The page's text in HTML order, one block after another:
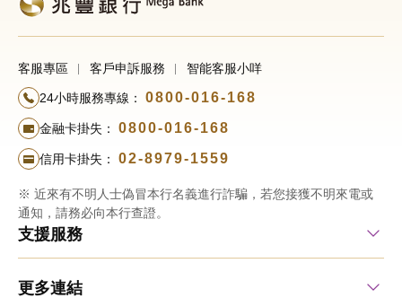
客服專區 客戶申訴服務 智能客服小咩
24小時服務專線： 0800-016-168
金融卡掛失： 0800-016-168
信用卡掛失： 02-8979-1559
※ 近來有不明人士偽冒本行名義進行詐騙，若您接獲不明來電或
通知，請務必向本行查證。
支援服務
更多連結